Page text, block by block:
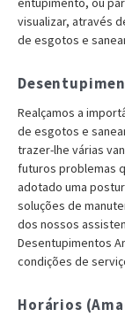
visualizar, através
de esgotos e
Realçamos a
de esgotos e
trazer-lhe várias
futuros problemas
adotado uma
soluções de
dos nossos
Desentupimentos
condições de
Horários